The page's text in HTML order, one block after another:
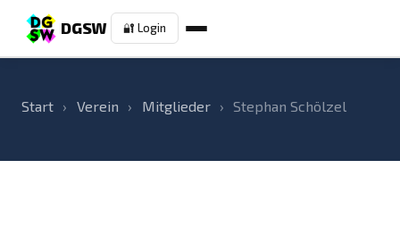
DGSW 🔐 Login
Start › Verein › Mitglieder › Stephan Schölzel